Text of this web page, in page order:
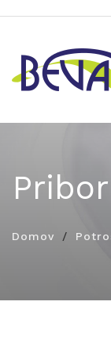
Pribor
Domov